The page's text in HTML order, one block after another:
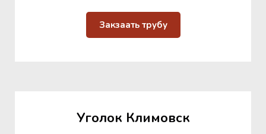
Закзаать трубу
Уголок Климовск